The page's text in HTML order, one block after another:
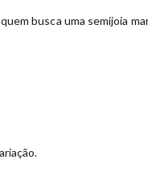
busca uma semijoia